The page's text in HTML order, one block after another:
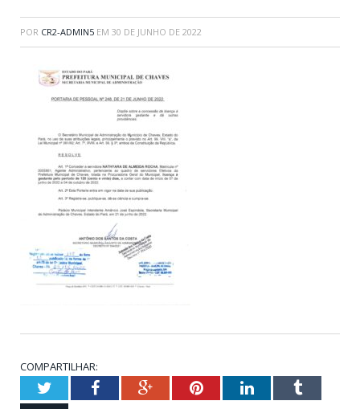
POR CR2-ADMIN5 EM 30 DE JUNHO DE 2022
COMPARTILHAR:
TwitterFacebookGoogle+PinterestLinkedInTumblr